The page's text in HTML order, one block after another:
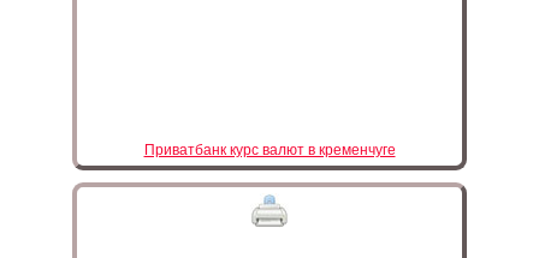
Приватбанк курс валют в кременчуге